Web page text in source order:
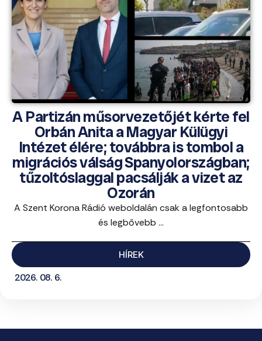
A Partizán műsorvezetőjét kérte fel
Orbán Anita a Magyar Külügyi
Intézet élére; továbbra is tombol a
migrációs válság Spanyolországban;
tűzoltóslaggal pacsálják a vizet az
Ozorán
A Szent Korona Rádió weboldalán csak a legfontosabb
és legbővebb ...
HÍREK
2026. 08. 6.